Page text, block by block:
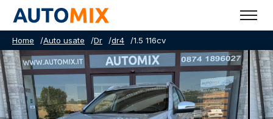
Home /Auto usate /Dr /dr4 /1.5 116cv